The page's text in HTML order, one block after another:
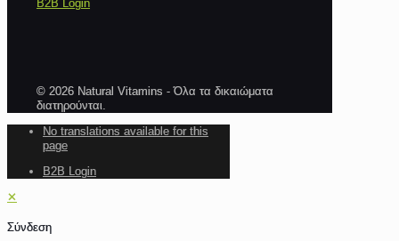
B2B Login
© 2026 Natural Vitamins - Όλα τα δικαιώματα
διατηρούνται.
No translations available for this
page
B2B Login
✕
Σύνδεση